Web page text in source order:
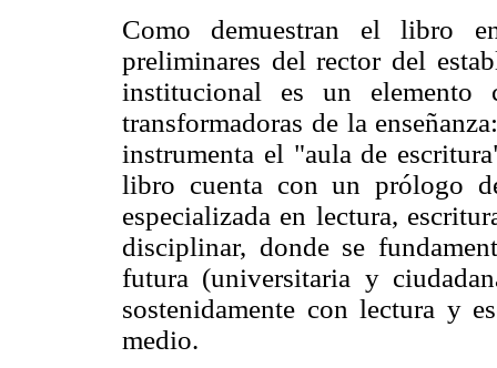
Como demuestran el libro
preliminares del rector del
institucional es un elemento
transformadoras de la
instrumenta el "aula de
libro cuenta con un prólogo
especializada en lectura,
disciplinar, donde se
futura (universitaria y
sostenidamente con lectura y
medio.